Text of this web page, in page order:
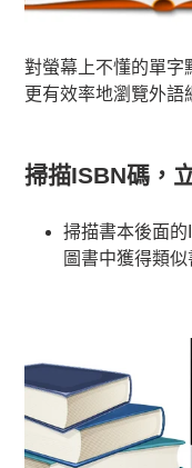
對螢幕上不懂的單字
更有效率地瀏覽外語
掃描ISBN碼，
掃描書本後面
圖書中獲得類